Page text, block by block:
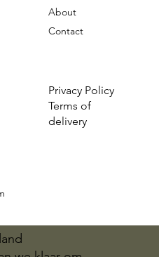
Privacy Policy
Terms of
delivery
About
Contact